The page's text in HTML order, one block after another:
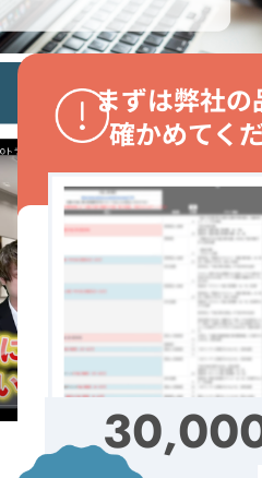
まずは弊社の
確かめてく